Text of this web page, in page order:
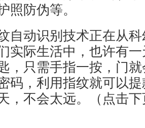
照防伪等。
动识别技术正在从科
实际生活中，也许有
，只需手指一按，门
码，利用指纹就可以
，不会太远。（点击